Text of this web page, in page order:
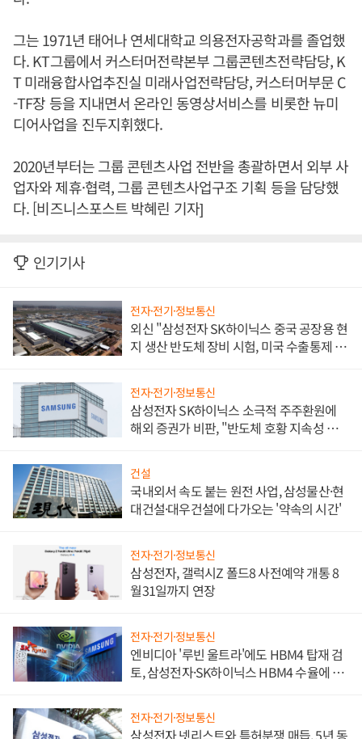
그는 1971년 태어나 연세대학교 의용전자공학과를 졸업했
다. KT그룹에서 커스터머전략본부 그룹콘텐츠전략담당, K
T 미래융합사업추진실 미래사업전략담당, 커스터머부문 C
-TF장 등을 지내면서 온라인 동영상서비스를 비롯한 뉴미
디어사업을 진두지휘했다.
2020년부터는 그룹 콘텐츠사업 전반을 총괄하면서 외부 사
업자와 제휴·협력, 그룹 콘텐츠사업구조 기획 등을 담당했
다. [비즈니스포스트 박혜린 기자]
인기기사
전자·전기·정보통신
외신 "삼성전자 SK하이닉스 중국 공장용 현
지 생산 반도체 장비 시험, 미국 수출통제 대
전자·전기·정보통신
삼성전자 SK하이닉스 소극적 주주환원에
해외 증권가 비판, "반도체 호황 지속성 의
건설
국내외서 속도 붙는 원전 사업, 삼성물산·현
대건설·대우건설에 다가오는 '약속의 시간'
전자·전기·정보통신
삼성전자, 갤럭시Z 폴드8 사전예약 개통 8
월31일까지 연장
전자·전기·정보통신
엔비디아 '루빈 울트라'에도 HBM4 탑재 검
토, 삼성전자·SK하이닉스 HBM4 수율에 주
전자·전기·정보통신